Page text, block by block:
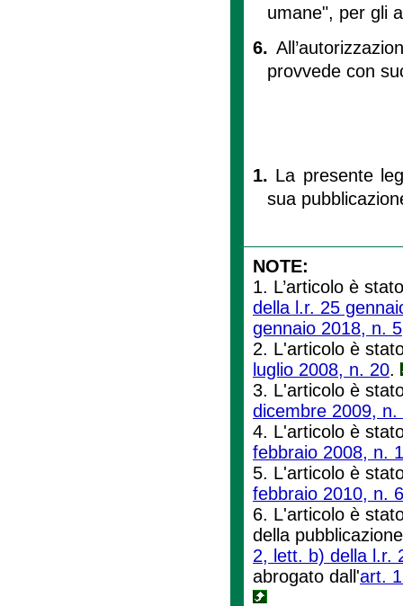
umane", per gli
6.
provvede con
1. La presente
sua
NOTE:
1. L’articolo è
della l.r. 25
gennaio 2018, n. 5
2. L'articolo è
luglio 2008, n. 20.
3. L'articolo è
dicembre 2009, n.
4. L'articolo è
febbraio 2008, n. 1
5. L'articolo è
febbraio 2010, n. 6
6. L'articolo è
della
2, lett. b) della l.r.
abrogato dall'art.